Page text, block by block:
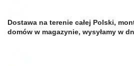
Dostawa na terenie całej Polski,
domów w magazynie, wysyłamy w